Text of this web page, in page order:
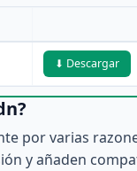
⬇ Descargar
por varias
y añaden